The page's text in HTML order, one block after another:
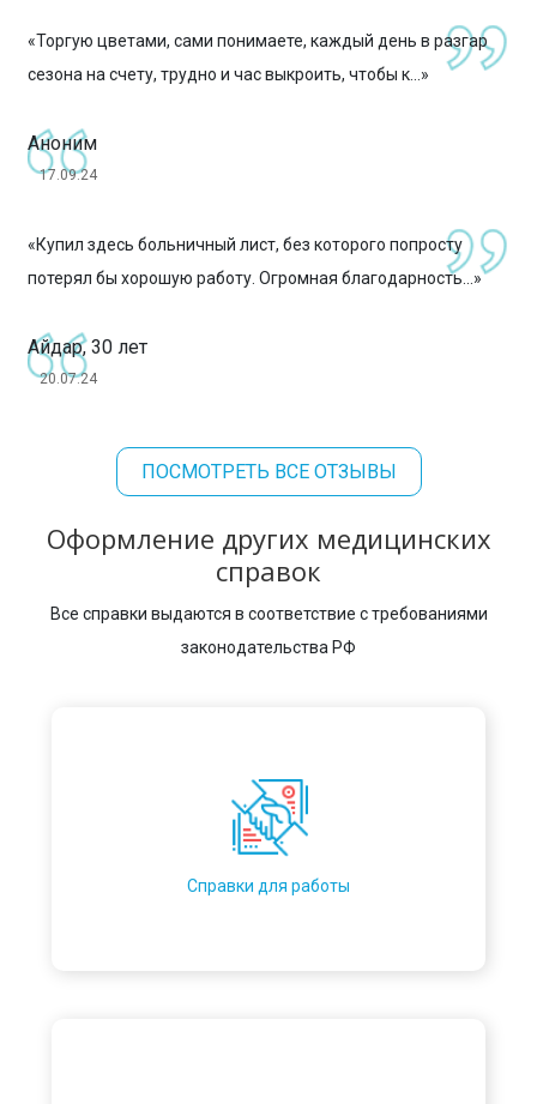
«Торгую цветами, сами понимаете, каждый день в разгар
сезона на счету, трудно и час выкроить, чтобы к...»
Аноним
17.09.24
«Купил здесь больничный лист, без которого попросту
потерял бы хорошую работу. Огромная благодарность...»
Айдар, 30 лет
20.07.24
ПОСМОТРЕТЬ ВСЕ ОТЗЫВЫ
Оформление других медицинских
справок
Все справки выдаются в соответствие с требованиями
законодательства РФ
Справки для работы